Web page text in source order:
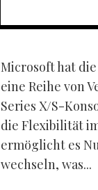
Microsoft hat
eine Reihe von
Series X/S-
die Flexibilität
ermöglicht es
wechseln, was...